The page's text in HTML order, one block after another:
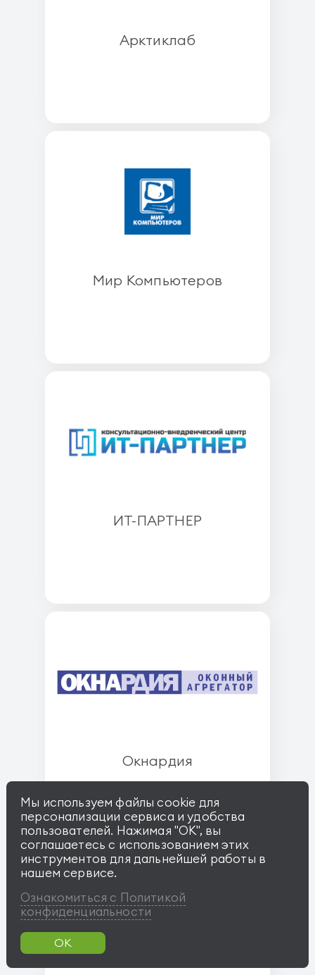
Мы используем файлы cookie для
персонализации сервиса и удобства
пользователей. Нажимая "OK", вы
соглашаетесь с использованием этих
инструментов для дальнейшей работы в
нашем сервисе.
Ознакомиться с Политикой
конфиденциальности
Арктиклаб
Мир Компьютеров
ИТ-ПАРТНЕР
Окнардия